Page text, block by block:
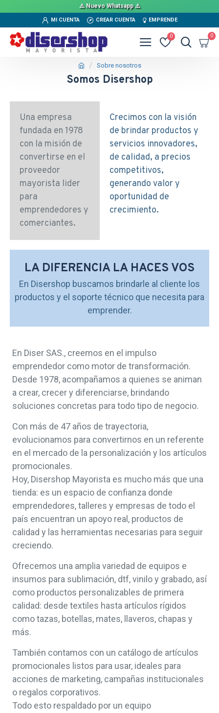
⚠️ Nuevo Whatsapp ⚠️
MI CUENTA CREAR CUENTA EMPRENDE
0 0
Sobre nosotros
Somos Disershop
Una empresa
fundada en 1978
con la misión de
convertirse en el
proveedor
mayorista lider
para
emprendedores y
comerciantes.
Crecimos con la visión
de brindar productos y
servicios innovadores,
de calidad, a precios
competitivos,
generando valor y
oportunidad de
crecimiento.
LA DIFERENCIA LA HACES VOS
En Disershop buscamos brindarle al cliente los
productos y el soporte técnico que necesita para
emprender.
En Diser SAS., creemos en el impulso
emprendedor como motor de transformación.
Desde 1978, acompañamos a quienes se animan
a crear, crecer y diferenciarse, brindando
soluciones concretas para todo tipo de negocio.
Con más de 47 años de trayectoria,
evolucionamos para convertirnos en un referente
en el mercado de la personalización y los artículos
promocionales.
Hoy, Disershop Mayorista es mucho más que una
tienda: es un espacio de confianza donde
emprendedores, talleres y empresas de todo el
país encuentran un apoyo real, productos de
calidad y las herramientas necesarias para seguir
creciendo.
Ofrecemos una amplia variedad de equipos e
insumos para sublimación, dtf, vinilo y grabado, así
como productos personalizables de primera
calidad: desde textiles hasta artículos rígidos
como tazas, botellas, mates, llaveros, chapas y
más.
También contamos con un catálogo de artículos
promocionales listos para usar, ideales para
acciones de marketing, campañas institucionales
o regalos corporativos.
Todo esto respaldado por un equipo